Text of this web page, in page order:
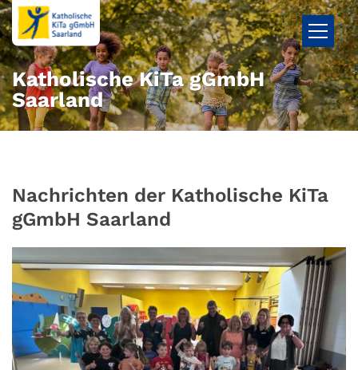
Zum Inhalt springen
Katholische KiTa gGmbH
Saarland
Nachrichten der Katholische KiTa
gGmbH Saarland